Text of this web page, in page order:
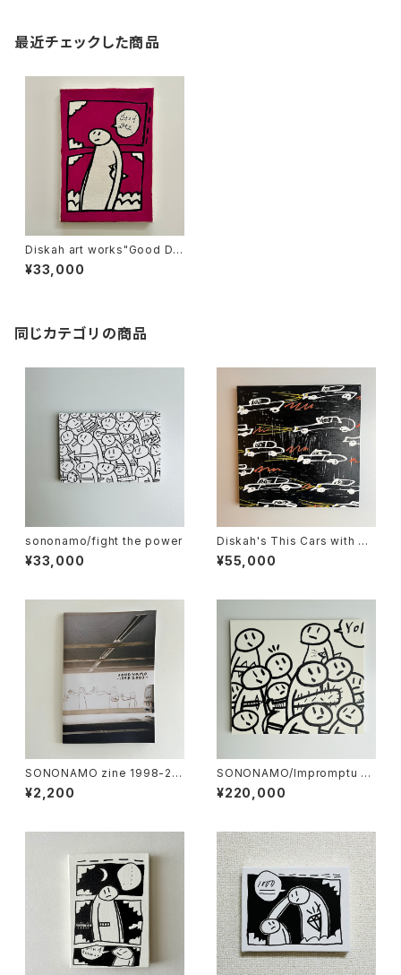
最近チェックした商品
Diskah art works"Good De
e.3"
¥33,000
同じカテゴリの商品
sononamo/fight the power
¥33,000
Diskah's This Cars with So
nonamo
¥55,000
SONONAMO zine 1998-20
03
¥2,200
SONONAMO/Impromptu se
ries-Armed Crowds
¥220,000